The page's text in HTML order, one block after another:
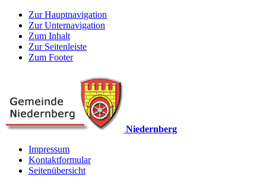
Zur Hauptnavigation
Zur Unternavigation
Zum Inhalt
Zur Seitenleiste
Zum Footer
Niedernberg
Impressum
Kontaktformular
Seitenübersicht